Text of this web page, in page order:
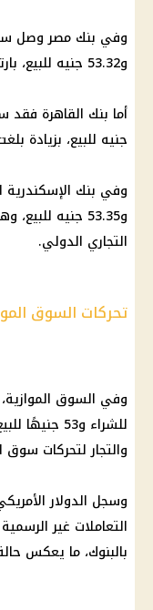
و53.32 جنيه للبيع، بارتفاع بلغ 45 قرشًا.
جنيه للبيع، بزيادة بلغت 41
و53.35 جنيه
التجاري الدولي.
تحركات السوق
وفي السوق الموازية
للشراء و53
والتجار لتحركات
وسجل الدولار
التعاملات غير
بالبنوك، ما يعكس